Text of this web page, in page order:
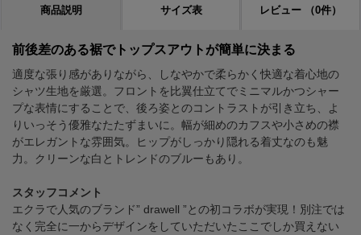
商品説明 サイズ表 レビュー （0件）
前後差のある裾でトップスアウトが簡単に決まる
適度な張り感がありながら、しなやかで柔らかく快適な着心地の
シャツ生地を厳選。フロントを比翼仕立てでミニマルかつシャー
プな表情にすることで、後ろ姿とのコントラストが引き立ち、よ
りいっそう優雅なたたずまいに。幅が細めのカフスや小さめの襟
がエレガントな雰囲気。ヒップがしっかり隠れる着丈なのも魅
力。クリーンな白とトレンドのブルーもあり。
スタッフコメント
エクラで人気のブランド” drawell ”との初コラボが実現！別注では
なく完全に一からデザインをしていただいたここでしか買えない